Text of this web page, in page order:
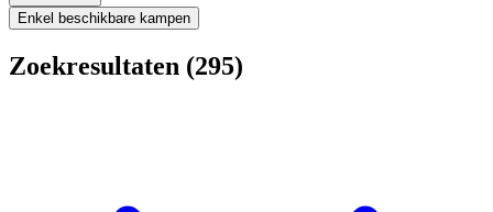
Enkel beschikbare kampen
Zoekresultaten (295)